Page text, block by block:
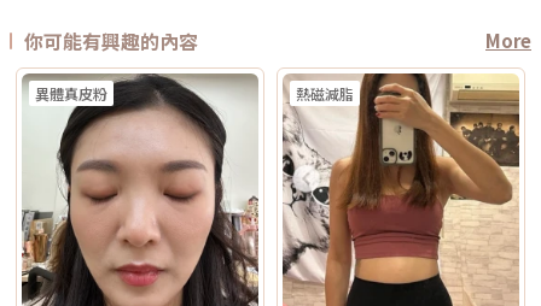
你可能有興趣的內容 More
異體真皮粉 熱磁減脂